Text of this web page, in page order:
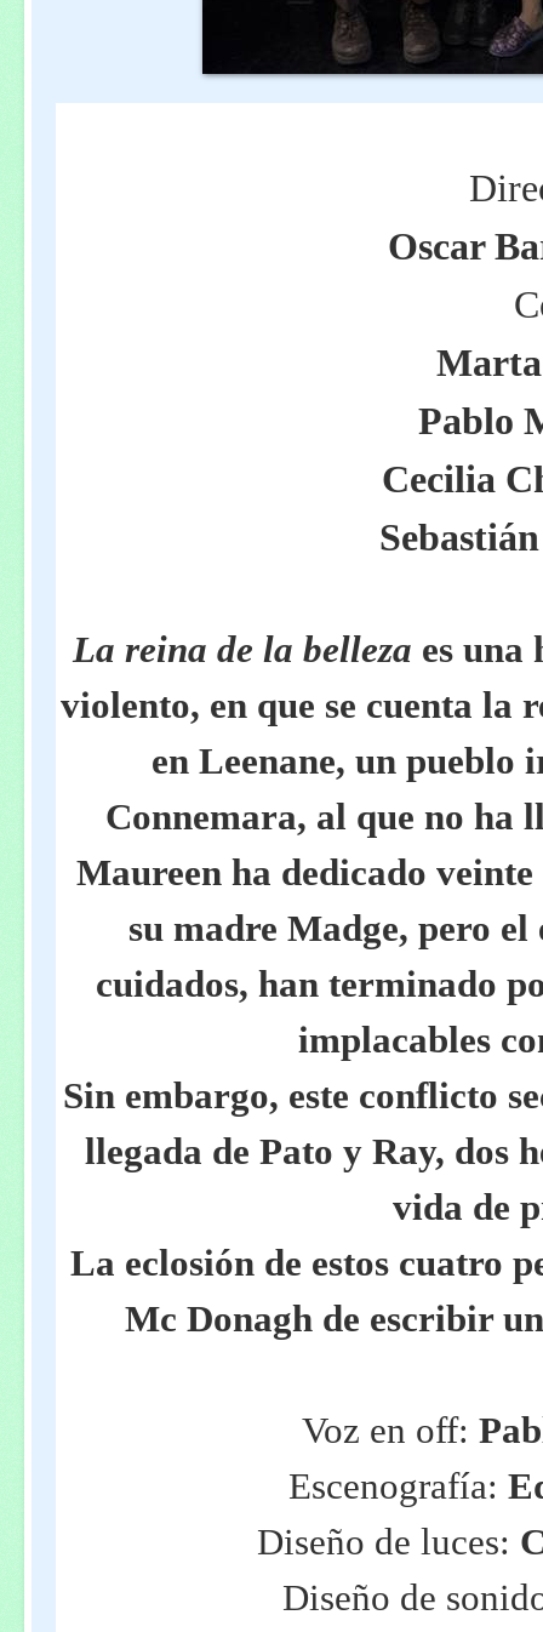
Oscar
Pablo
Cecilia
La reina de la belleza es una
violento, en que se cuenta la
en Leenane, un pueblo
Connemara, al que no ha
Maureen ha dedicado
su madre Madge, pero
cuidados, han terminado
implacables
Sin embargo, este conflicto
llegada de Pato y Ray, dos
vida de
La eclosión de estos cuatro
Mc Donagh de escribir
Voz en off:
Escenografía:
Diseño de luces:
Diseño de